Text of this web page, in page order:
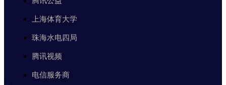
上海体育大学
珠海水电四局
腾讯视频
电信服务商